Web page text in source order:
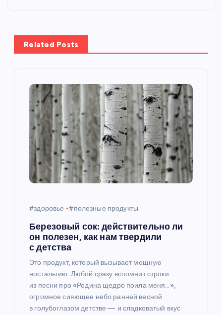
ц
и
Related Posts
#здоровье #полезные продукты
Березовый сок: действительно ли
он полезен, как нам твердили
с детства
Это продукт, который вызывает мощную
ностальгию. Любой сразу вспомнит строки
из песни про «Родина щедро поила меня…»,
огромное сияющее небо ранней весной
в голубоглазом детстве — и сладковатый вкус